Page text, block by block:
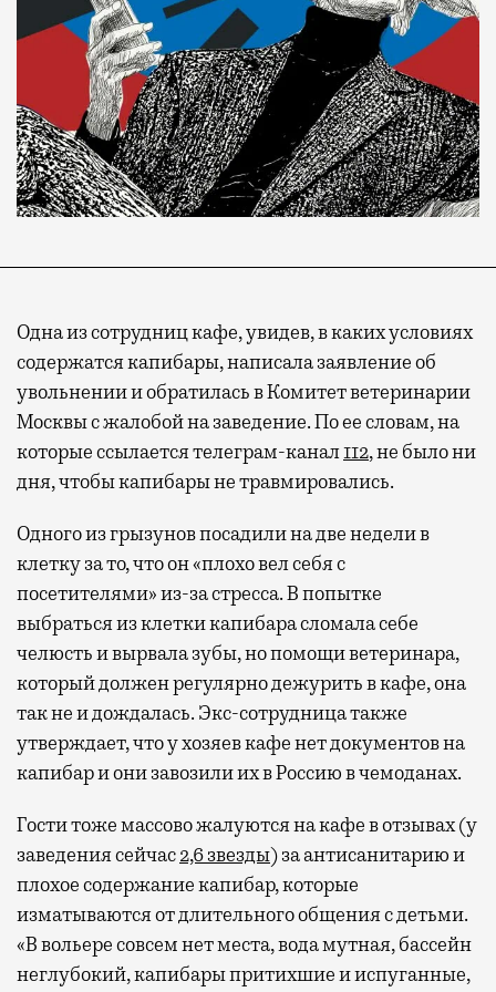
Одна из сотрудниц кафе, увидев, в каких условиях
содержатся капибары, написала заявление об
увольнении и обратилась в Комитет ветеринарии
Москвы с жалобой на заведение. По ее словам, на
которые ссылается телеграм-канал112, не было ни
дня, чтобы капибары не травмировались.
Одного из грызунов посадили на две недели в
клетку за то, что он «плохо вел себя с
посетителями» из-за стресса. В попытке
выбраться из клетки капибара сломала себе
челюсть и вырвала зубы, но помощи ветеринара,
который должен регулярно дежурить в кафе, она
так не и дождалась. Экс-сотрудница также
утверждает, что у хозяев кафе нет документов на
капибар и они завозили их в Россию в чемоданах.
Гости тоже массово жалуются на кафе в отзывах (у
заведения сейчас2,6 звезды) за антисанитарию и
плохое содержание капибар, которые
изматываются от длительного общения с детьми.
«В вольере совсем нет места, вода мутная, бассейн
неглубокий, капибары притихшие и испуганные,